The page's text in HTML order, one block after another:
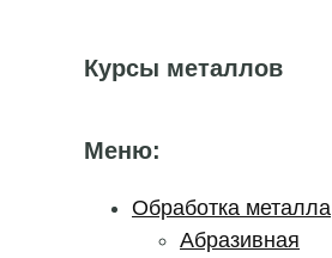
Курсы металлов
Меню:
Обработка металла
Абразивная